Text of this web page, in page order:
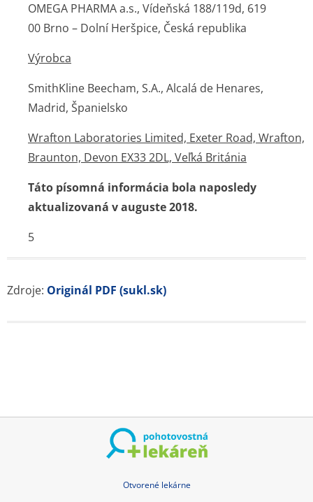
OMEGA PHARMA a.s., Vídeňská 188/119d, 619
00 Brno – Dolní Heršpice, Česká republika
Výrobca
SmithKline Beecham, S.A., Alcalá de Henares,
Madrid, Španielsko
Wrafton Laboratories Limited, Exeter Road, Wrafton,
Braunton, Devon EX33 2DL, Veľká Británia
Táto písomná informácia bola naposledy
aktualizovaná v auguste 2018.
5
Zdroje: Originál PDF (sukl.sk)
Otvorené lekárne